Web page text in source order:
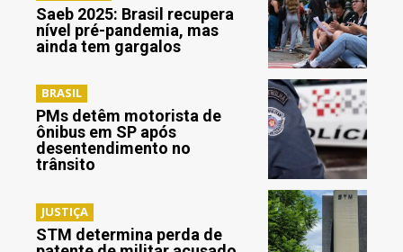
Saeb 2025: Brasil recupera
nível pré-pandemia, mas
ainda tem gargalos
BRASIL
PMs detêm motorista de
ônibus em SP após
desentendimento no
trânsito
JUSTIÇA
STM determina perda de